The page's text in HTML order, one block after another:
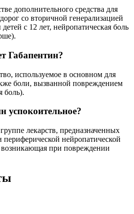
дополнительного средства для
со вторичной генерализацией
с 12 лет, нейропатическая боль
Габапентин?
используемое в основном для
боли, вызванной повреждением
боль).
успокоительное?
лекарств, предназначенных
периферической нейропатической
возникающая при повреждении